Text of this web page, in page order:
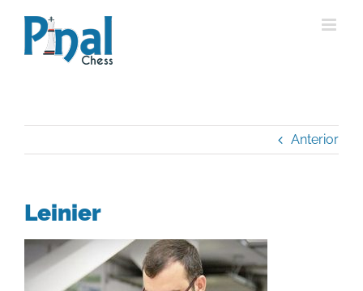
contenido
Anterior
Leinier